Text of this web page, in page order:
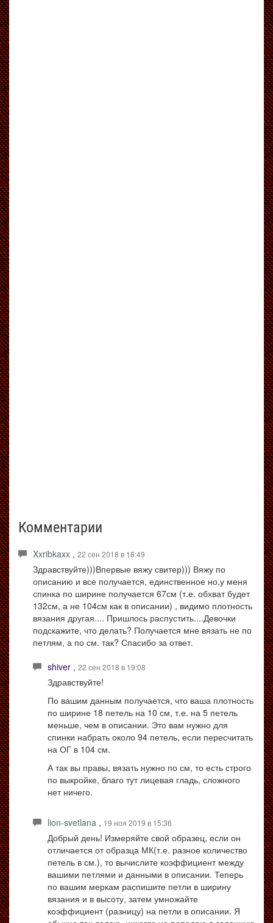
Комментарии
Xxribkaxx , 22 сен 2018 в 18:49
Здравствуйте)))Впервые вяжу свитер))) Вяжу по
описанию и все получается, единственное но,у меня
спинка по ширине получается 67см (т.е. обхват будет
132см, а не 104см как в описании) , видимо плотность
вязания другая.... Пришлось распустить....Девочки
подскажите, что делать? Получается мне вязать не по
петлям, а по см. так? Спасибо за ответ.
shiver , 22 сен 2018 в 19:08
Здравствуйте!
По вашим данным получается, что ваша плотность
по ширине 18 петель на 10 см, т.е. на 5 петель
меньше, чем в описании. Это вам нужно для
спинки набрать около 94 петель, если пересчитать
на ОГ в 104 см.
А так вы правы, вязать нужно по см, то есть строго
по выкройке, благо тут лицевая гладь, сложного
нет ничего.
lion-svetlana , 19 ноя 2019 в 15:36
Добрый день! Измеряйте свой образец, если он
отличается от образца МК(т.е. разное количество
петель в см.), то вычислите коэффициент между
вашими петлями и данными в описании. Теперь
по вашим меркам распишите петли в ширину
вязания и в высоту, затем умножайте
коэффициент (разницу) на петли в описании. Я